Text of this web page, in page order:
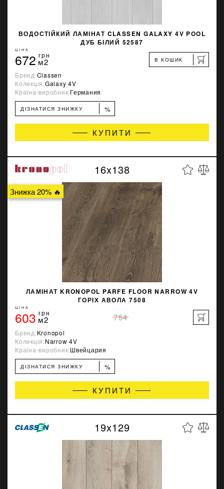
ВОДОСТІЙКИЙ ЛАМІНАТ CLASSEN GALAXY 4V POOL
ДУБ БІЛИЙ 52587
ЦІНА
672 грн
м2 В КОШИК
Бренд:Classen
Колекція:Galaxy 4V
Країна-виробник:Германия
ДІЗНАТИСЯ ЗНИЖКУ %
КУПИТИ
Знижка 20% 🔥
16x138
ЛАМІНАТ KRONOPOL PARFE FLOOR NARROW 4V
ГОРІХ АВОЛА 7508
ЦІНА
603 грн
м2 754
Бренд:Kronopol
Колекція:Narrow 4V
Країна-виробник:Швейцария
ДІЗНАТИСЯ ЗНИЖКУ %
КУПИТИ
19x129